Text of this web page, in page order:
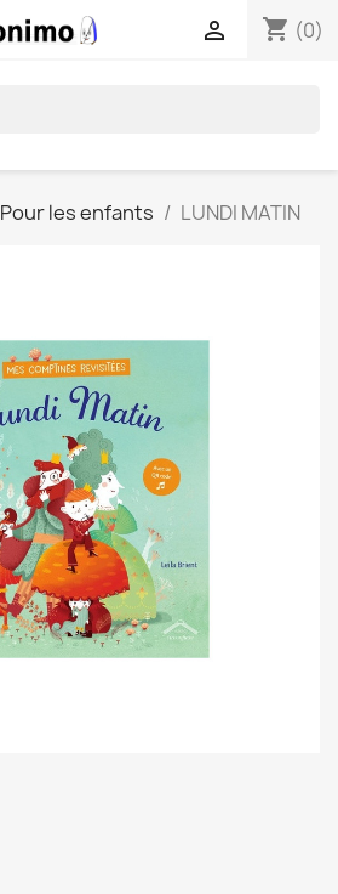
shopping_cart (0)

Pour les enfants LUNDI MATIN